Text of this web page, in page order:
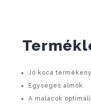
Jó koca
Egységes almok
A malacok